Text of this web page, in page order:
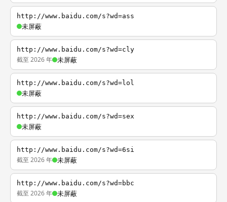
http://www.baidu.com/s?wd=ass
未屏蔽
http://www.baidu.com/s?wd=cly
截至 2026 年 未屏蔽
http://www.baidu.com/s?wd=lol
未屏蔽
http://www.baidu.com/s?wd=sex
未屏蔽
http://www.baidu.com/s?wd=6si
截至 2026 年 未屏蔽
http://www.baidu.com/s?wd=bbc
截至 2026 年 未屏蔽